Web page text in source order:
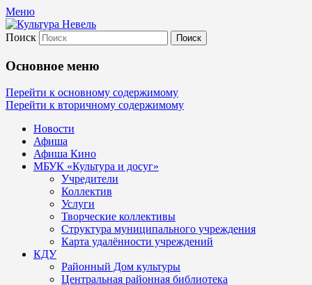
Меню
Культура Невель
МБУК Невельского района "Культура
и досуг"
Поиск
Основное меню
Перейти к основному содержимому
Перейти к вторичному содержимому
Новости
Афиша
Афиша Кино
МБУК «Культура и досуг»
Учредители
Коллектив
Услуги
Творческие коллективы
Структура муниципального учреждения
Карта удалённости учреждений
КДУ
Районный Дом культуры
Центральная районная библиотека